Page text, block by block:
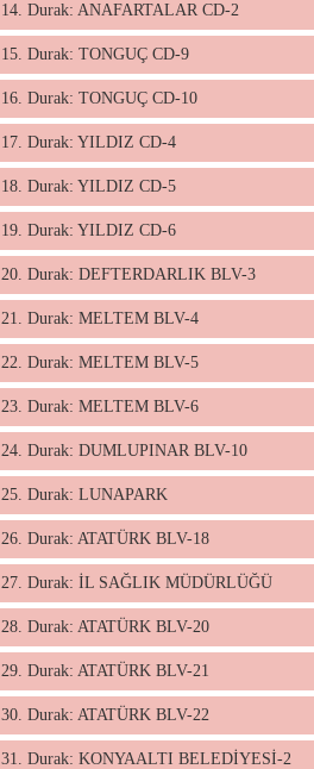
14. Durak: ANAFARTALAR CD-2
15. Durak: TONGUÇ CD-9
16. Durak: TONGUÇ CD-10
17. Durak: YILDIZ CD-4
18. Durak: YILDIZ CD-5
19. Durak: YILDIZ CD-6
20. Durak: DEFTERDARLIK BLV-3
21. Durak: MELTEM BLV-4
22. Durak: MELTEM BLV-5
23. Durak: MELTEM BLV-6
24. Durak: DUMLUPINAR BLV-10
25. Durak: LUNAPARK
26. Durak: ATATÜRK BLV-18
27. Durak: İL SAĞLIK MÜDÜRLÜĞÜ
28. Durak: ATATÜRK BLV-20
29. Durak: ATATÜRK BLV-21
30. Durak: ATATÜRK BLV-22
31. Durak: KONYAALTI BELEDİYESİ-2